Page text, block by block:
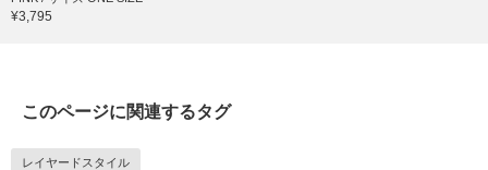
¥3,795
このページに関連するタグ
レイヤードスタイル